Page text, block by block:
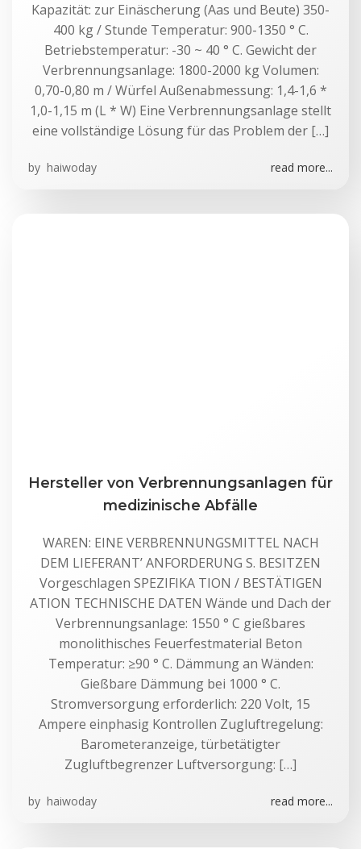
Kapazität: zur Einäscherung (Aas und Beute) 350-
400 kg / Stunde Temperatur: 900-1350 ° C.
Betriebstemperatur: -30 ~ 40 ° C. Gewicht der
Verbrennungsanlage: 1800-2000 kg Volumen:
0,70-0,80 m / Würfel Außenabmessung: 1,4-1,6 *
1,0-1,15 m (L * W) Eine Verbrennungsanlage stellt
eine vollständige Lösung für das Problem der […]
by haiwoday read more...
Hersteller von Verbrennungsanlagen für
medizinische Abfälle
WAREN: EINE VERBRENNUNGSMITTEL NACH
DEM LIEFERANT’ ANFORDERUNG S. BESITZEN
Vorgeschlagen SPEZIFIKA TION / BESTÄTIGEN
ATION TECHNISCHE DATEN Wände und Dach der
Verbrennungsanlage: 1550 ° C gießbares
monolithisches Feuerfestmaterial Beton
Temperatur: ≥90 ° C. Dämmung an Wänden:
Gießbare Dämmung bei 1000 ° C.
Stromversorgung erforderlich: 220 Volt, 15
Ampere einphasig Kontrollen Zugluftregelung:
Barometeranzeige, türbetätigter
Zugluftbegrenzer Luftversorgung: […]
by haiwoday read more...